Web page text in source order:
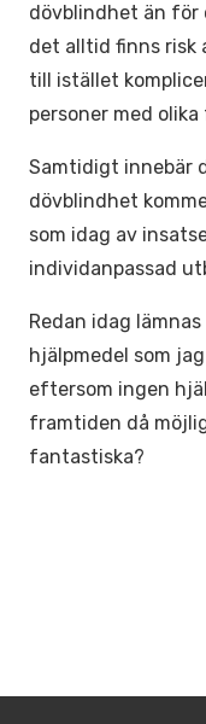
dövblindhet än för
det alltid finns
till istället
personer med
Samtidigt innebär
dövblindhet
som idag av
individanpassad
Redan idag
hjälpmedel som
eftersom ingen
framtiden då
fantastiska?